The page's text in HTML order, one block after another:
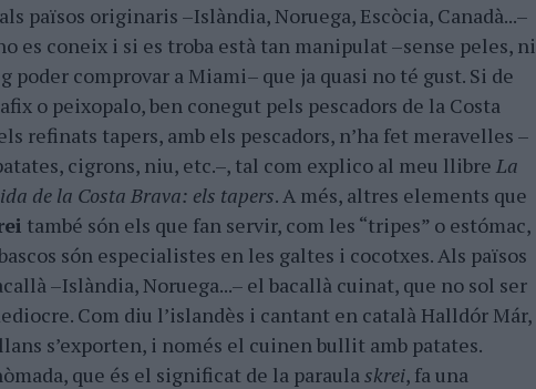
països originaris –Islàndia, Noruega, Escòcia, Canadà...–
es coneix i si es troba està tan manipulat –sense peles, ni
poder comprovar a Miami– que ja quasi no té gust. Si de
o peixopalo, ben conegut pels pescadors de la Costa
refinats tapers, amb els pescadors, n’ha fet meravelles –
cigrons, niu, etc.–, tal com explico al meu llibre La
de la Costa Brava: els tapers. A més, altres elements que
també són els que fan servir, com les “tripes” o estómac,
són especialistes en les galtes i cocotxes. Als països
–Islàndia, Noruega...– el bacallà cuinat, que no sol ser
Com diu l’islandès i cantant en català Halldór Már,
s’exporten, i només el cuinen bullit amb patates.
que és el significat de la paraulaskrei, fa una